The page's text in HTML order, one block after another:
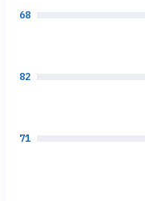
68
82
71